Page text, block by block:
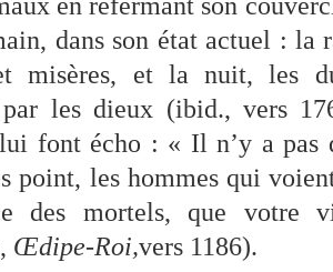
en refermant son
dans son état actuel : la
misères, et la nuit, les
par les dieux (ibid., vers
font écho : « Il n’y a pas
point, les hommes qui
des mortels, que votre
Œdipe-Roi,vers 1186).